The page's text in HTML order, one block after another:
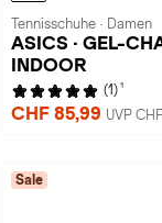
Tennisschuhe · Damen
ASICS · GEL-
INDOOR
(1) 1
CHF 85,99 UVP
Sale